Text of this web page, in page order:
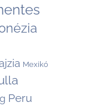
Mexikó
Peru